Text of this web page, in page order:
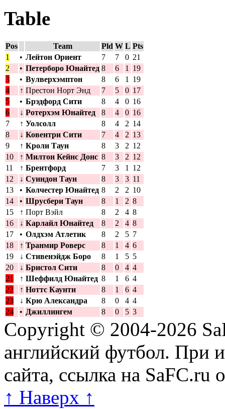
Table
Pos Team Pld W L Pts
1
• Лейтон Ориент 7 7 0 21
2
• Петерборо Юнайтед 8 6 1
19
3
• Вулверхэмптон 8 6 1
19
4
↑ Престон Норт Энд 7 5 0 17
5
• Брэдфорд Сити 8 4 0 16
6
↓ Ротерхэм Юнайтед 8 4 0 16
7
↑ Уолсолл 8 4 2 14
8
↓ Ковентри Сити 7 4 2 13
9
↑ Кроли Таун 8 3 2 12
10
↑ Милтон Кейнс Донс 8 3 2 12
11
↑ Брентфорд 7 3 1
12
12
↓ Суиндон Таун 8 3 3 11
13
• Колчестер Юнайтед 8 2 2 10
14
• Шрусбери Таун 8 1 2 8
15
↑ Порт Вэйл 8 2 4 8
16
↓ Карлайл Юнайтед 8 2 4 8
17
• Олдхэм Атлетик 8 2 5 7
18
↑ Транмир Роверс 8 1 4 6
19
↓ Стивенэйдж Боро 8 1 5 5
20
↓ Бристол Сити 8 0 4 4
21
↑ Шеффилд Юнайтед 8 1 6 4
22
↑ Ноттс Каунти 8 1 6 4
23
↓ Крю Александра 8 0 4 4
24
• Джиллингем 8 0 5 3
Copyright © 2004-2026
английский футбол. При
сайта, ссылка на SaFC.ru
↑ Наверх ↑